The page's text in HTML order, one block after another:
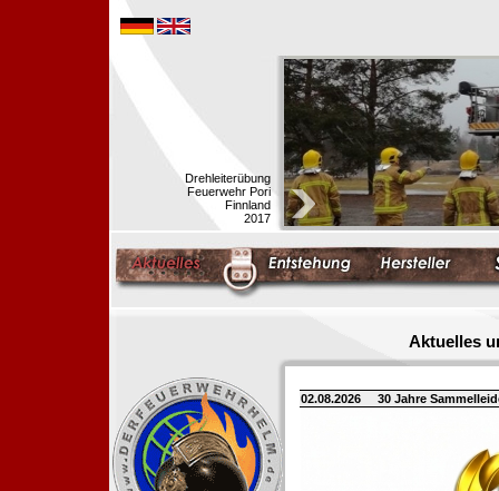
Drehleiterübung
Feuerwehr Pori
Finnland
2017
Aktuelles
02.08.2026 30 Jahre